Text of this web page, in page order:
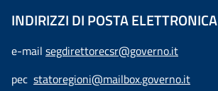
INDIRIZZI DI POSTA ELETTRONICA
e-mail segdirettorecsr@governo.it
pec statoregioni@mailbox.governo.it